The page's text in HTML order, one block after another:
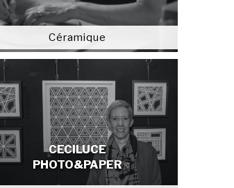
Céramique
CECILUCE
PHOTO&PAPER